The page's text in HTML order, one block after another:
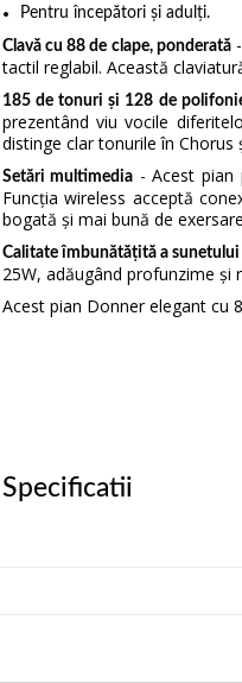
Pentru începători și adulți.
Clavă cu 88 de clape, ponderată-
tactil reglabil. Această
185 de tonuri și 128 de
prezentând viu vocile
distinge clar tonurile în Chorus
Setări multimedia - Acest
Funcția wireless acceptă
bogată și mai bună de
Calitate îmbunătățită a sunetului
25W, adăugând profunzime și
Acest pian Donner elegant cu
Specificatii